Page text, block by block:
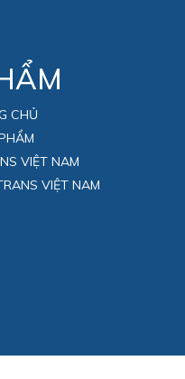
CHỦ
VIỆT NAM
VIỆT NAM